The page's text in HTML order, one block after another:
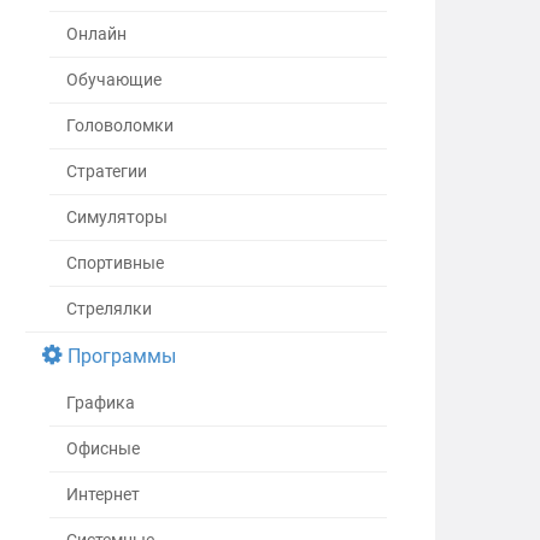
Онлайн
Обучающие
Головоломки
Стратегии
Симуляторы
Спортивные
Стрелялки
Программы
Графика
Офисные
Интернет